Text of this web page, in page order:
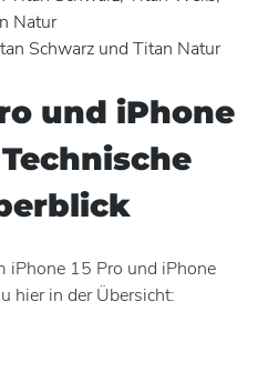
Natur
Schwarz und Titan Natur
und iPhone
iPhone 15 Pro und iPhone
hier in der Übersicht: